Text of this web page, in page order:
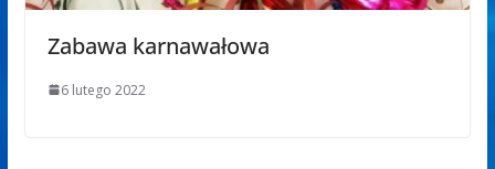
Zabawa karnawałowa
6 lutego 2022